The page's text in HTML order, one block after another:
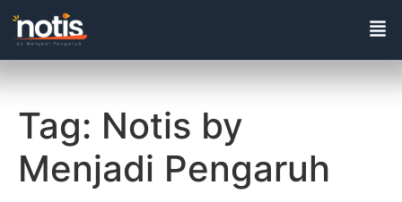
Tag: Notis by
Menjadi Pengaruh